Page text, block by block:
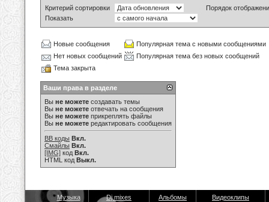
Критерий сортировки
Порядок
Показать
Новые сообщения
Популярная тема с новыми сообщениями
Нет новых сообщений
Популярная тема без новых сообщений
Тема закрыта
Ваши права в разделе
Вы не можете создавать темы
Вы не можете отвечать на сообщения
Вы не можете прикреплять файлы
Вы не можете редактировать сообщения
BB коды Вкл.
Смайлы Вкл.
[IMG] код Вкл.
HTML код Выкл.
Музыка Dj mixes Альбомы Видеоклипы